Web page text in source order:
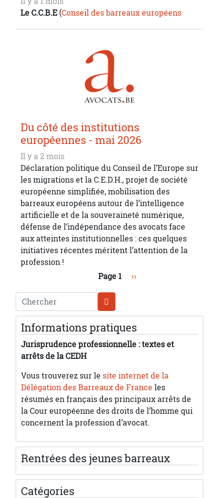
Le C.C.B.E (Conseil des barreaux européens
Du côté des institutions
européennes - mai 2026
Il y a 2 mois
Déclaration politique du Conseil de l’Europe sur
les migrations et la C.E.D.H., projet de société
européenne simplifiée, mobilisation des
barreaux européens autour de l’intelligence
artificielle et de la souveraineté numérique,
défense de l’indépendance des avocats face
aux atteintes institutionnelles : ces quelques
initiatives récentes méritent l’attention de la
profession !
Page 1 Page suivante
››
Chercher
Informations pratiques
Jurisprudence professionnelle : textes et
arrêts de la CEDH
Vous trouverez sur le site internet de la
Délégation des Barreaux de France les
résumés en français des principaux arrêts de
la Cour européenne des droits de l’homme qui
concernent la profession d’avocat.
Rentrées des jeunes barreaux
Catégories